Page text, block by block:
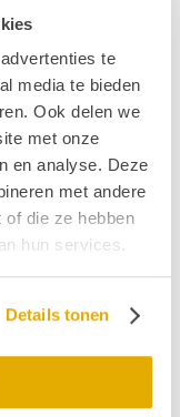
te
media te bieden
Ook delen we
met onze
en analyse. Deze
met andere
die ze hebben
hun services.
Details tonen